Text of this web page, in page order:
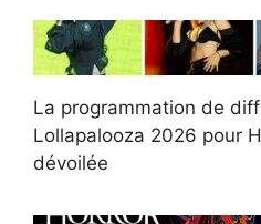
La programmation de
Lollapalooza 2026 pour
dévoilée